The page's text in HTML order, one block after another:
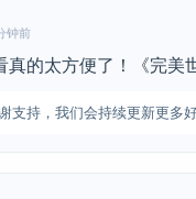
钟前
真的太方便了！《完美
支持，我们会持续更新更多